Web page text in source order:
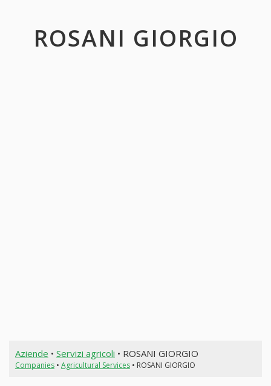
ROSANI GIORGIO
Aziende • Servizi agricoli • ROSANI GIORGIO
Companies• Agricultural Services• ROSANI GIORGIO